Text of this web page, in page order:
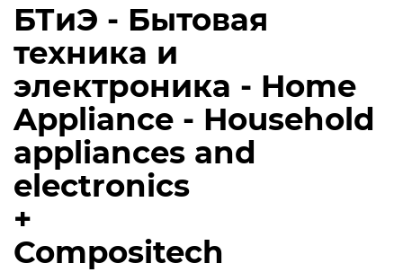
БТиЭ - Бытовая
техника и
электроника - Home
Appliance - Household
appliances and
electronics
+
Compositech